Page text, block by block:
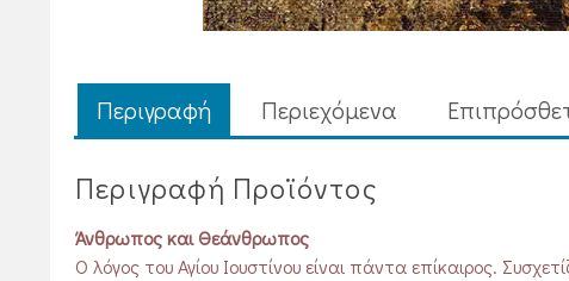
Περιγραφή Περιεχόμενα
Περιγραφή Προϊόντος
Άνθρωπος και Θεάνθρωπος
Ο λόγος του Αγίου Ιουστίνου είναι πάντα επίκαιρος.